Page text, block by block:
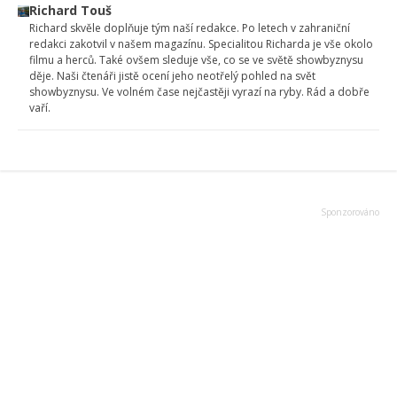
Richard Touš
Richard skvěle doplňuje tým naší redakce. Po letech v zahraniční
redakci zakotvil v našem magazínu. Specialitou Richarda je vše okolo
filmu a herců. Také ovšem sleduje vše, co se ve světě showbyznysu
děje. Naši čtenáři jistě ocení jeho neotřelý pohled na svět
showbyznysu. Ve volném čase nejčastěji vyrazí na ryby. Rád a dobře
vaří.